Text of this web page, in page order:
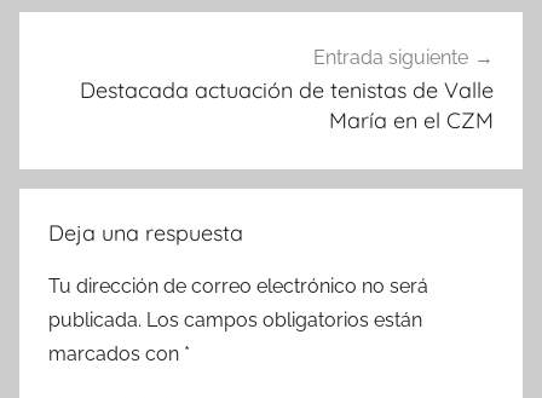
Entrada siguiente
Destacada actuación de tenistas de Valle
María en el CZM
Deja una respuesta
Tu dirección de correo electrónico no será
publicada. Los campos obligatorios están
marcados con *